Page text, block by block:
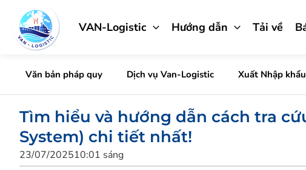
VAN-Logistic Hướng dẫn Tải về
Văn bản pháp quy Dịch vụ Van-Logistic Xuất Nhập khẩu
Tìm hiểu và hướng dẫn cách tra
System) chi tiết nhất!
23/07/202510:01 sáng